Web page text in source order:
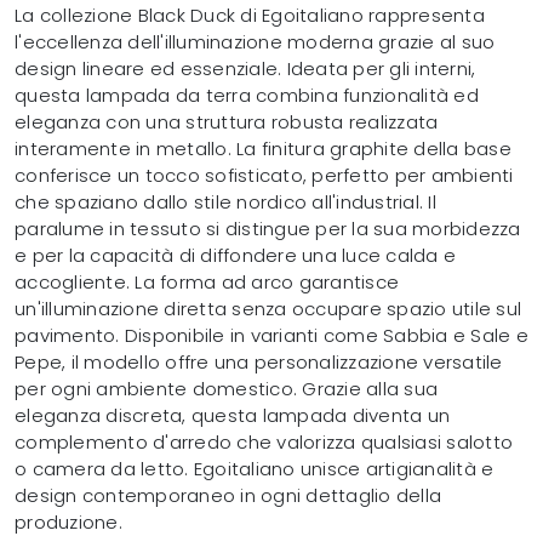
La collezione Black Duck di Egoitaliano rappresenta
l'eccellenza dell'illuminazione moderna grazie al suo
design lineare ed essenziale. Ideata per gli interni,
questa lampada da terra combina funzionalità ed
eleganza con una struttura robusta realizzata
interamente in metallo. La finitura graphite della base
conferisce un tocco sofisticato, perfetto per ambienti
che spaziano dallo stile nordico all'industrial. Il
paralume in tessuto si distingue per la sua morbidezza
e per la capacità di diffondere una luce calda e
accogliente. La forma ad arco garantisce
un'illuminazione diretta senza occupare spazio utile sul
pavimento. Disponibile in varianti come Sabbia e Sale e
Pepe, il modello offre una personalizzazione versatile
per ogni ambiente domestico. Grazie alla sua
eleganza discreta, questa lampada diventa un
complemento d'arredo che valorizza qualsiasi salotto
o camera da letto. Egoitaliano unisce artigianalità e
design contemporaneo in ogni dettaglio della
produzione.